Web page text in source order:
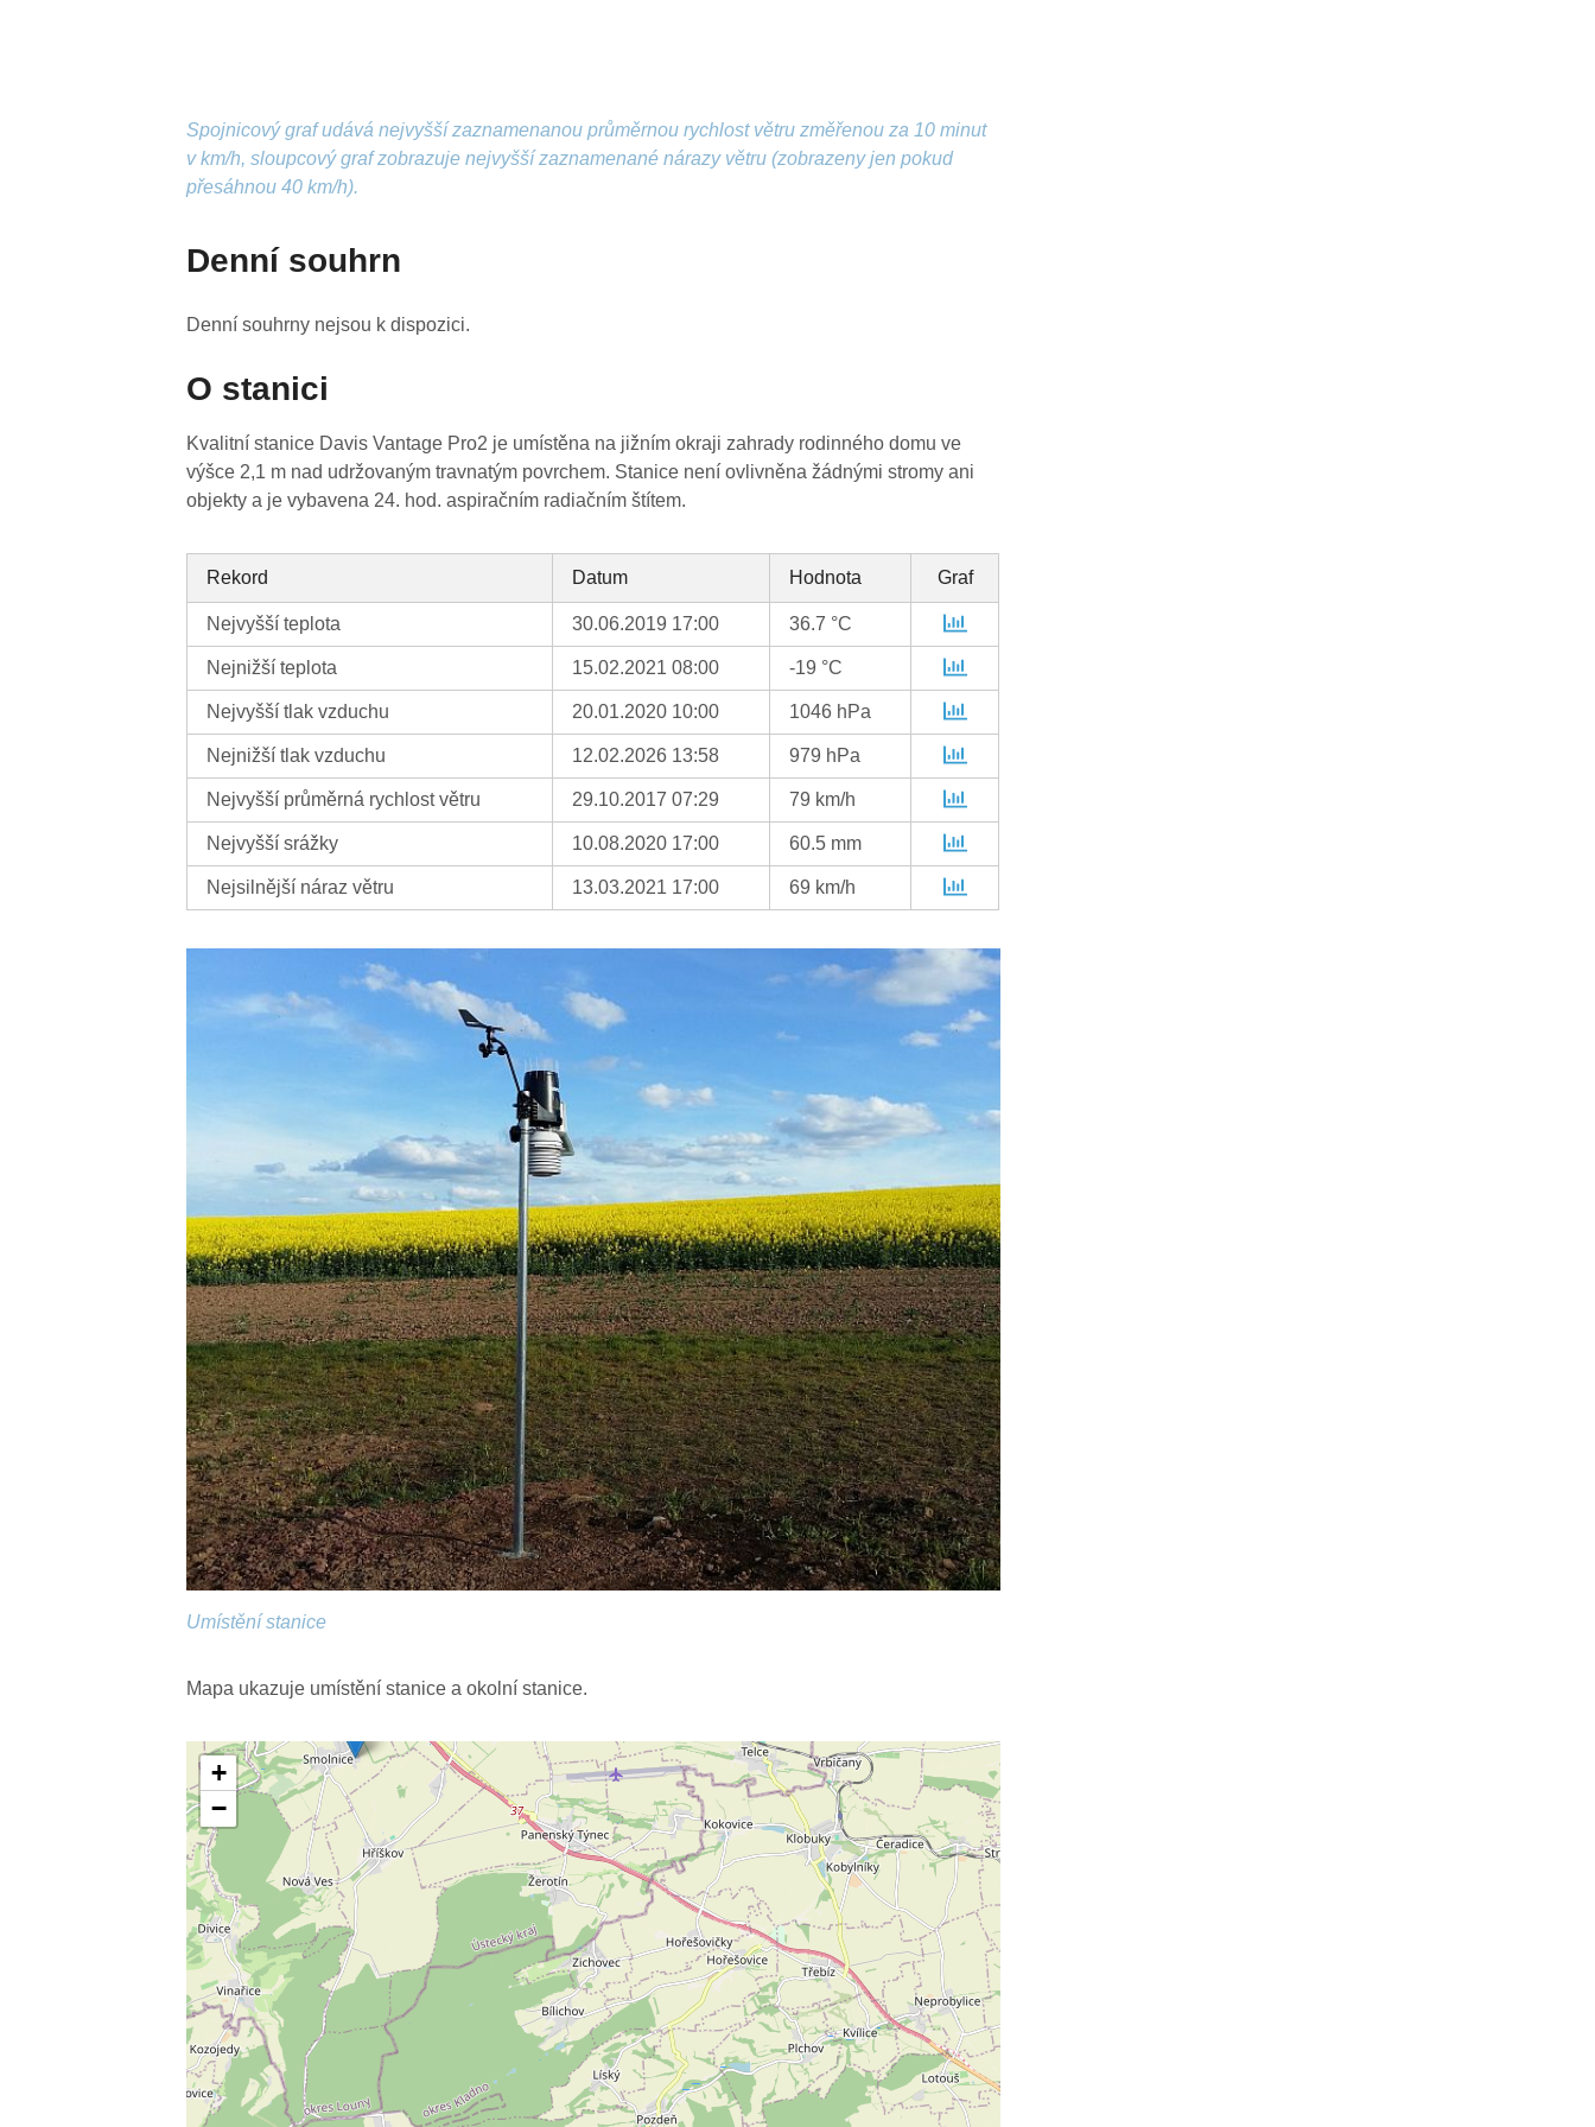
Spojnicový graf udává nejvyšší zaznamenanou průměrnou rychlost větru změřenou za 10 minut
v km/h, sloupcový graf zobrazuje nejvyšší zaznamenané nárazy větru (zobrazeny jen pokud
přesáhnou 40 km/h).
Denní souhrn
Denní souhrny nejsou k dispozici.
O stanici
Kvalitní stanice Davis Vantage Pro2 je umístěna na jižním okraji zahrady rodinného domu ve
výšce 2,1 m nad udržovaným travnatým povrchem. Stanice není ovlivněna žádnými stromy ani
objekty a je vybavena 24. hod. aspiračním radiačním štítem.
Rekord Datum Hodnota Graf
Nejvyšší teplota 30.06.2019 17:00 36.7 °C
Nejnižší teplota 15.02.2021 08:00 -19 °C
Nejvyšší tlak vzduchu 20.01.2020 10:00 1046 hPa
Nejnižší tlak vzduchu 12.02.2026 13:58 979 hPa
Nejvyšší průměrná rychlost větru 29.10.2017 07:29 79 km/h
Nejvyšší srážky 10.08.2020 17:00 60.5 mm
Nejsilnější náraz větru 13.03.2021 17:00 69 km/h
Umístění stanice
Mapa ukazuje umístění stanice a okolní stanice.
+
−